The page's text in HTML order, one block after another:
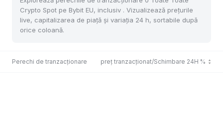
Crypto Spot pe Bybit EU, inclusiv . Vizualizează prețurile
live, capitalizarea de piață și variația 24 h, sortabile după
orice coloană.
Perechi de tranzacționareUltimul preț tranzacționat/Schimbare 24H %